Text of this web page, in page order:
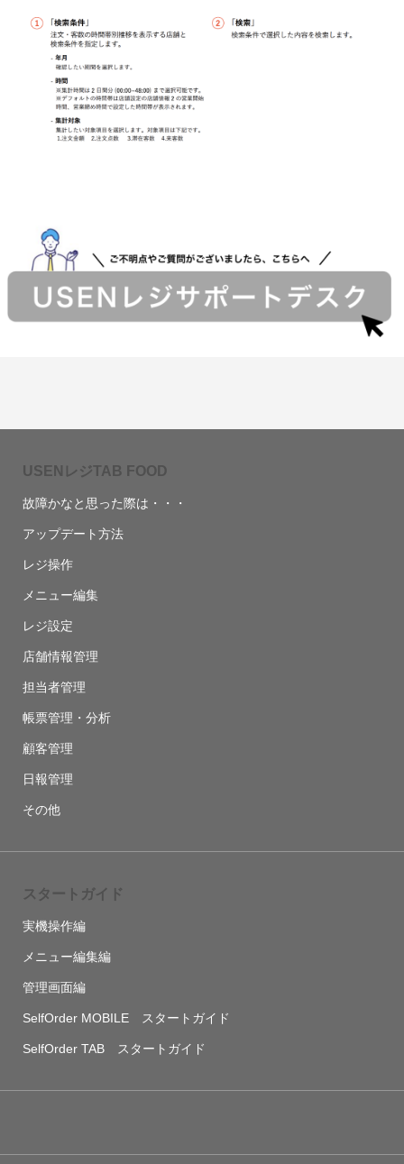
USENレジTAB FOOD
故障かなと思った際は・・・
アップデート方法
レジ操作
メニュー編集
レジ設定
店舗情報管理
担当者管理
帳票管理・分析
顧客管理
日報管理
その他
スタートガイド
実機操作編
メニュー編集編
管理画面編
SelfOrder MOBILE スタートガイド
SelfOrder TAB スタートガイド